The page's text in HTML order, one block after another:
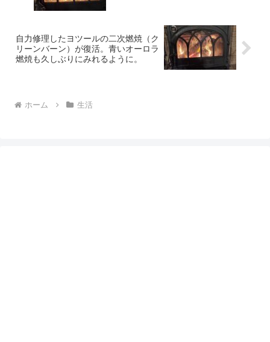
自力修理したヨツールの二次燃焼（ク
リーンバーン）が復活。青いオーロラ
燃焼も久しぶりにみれるように。
ホーム 生活